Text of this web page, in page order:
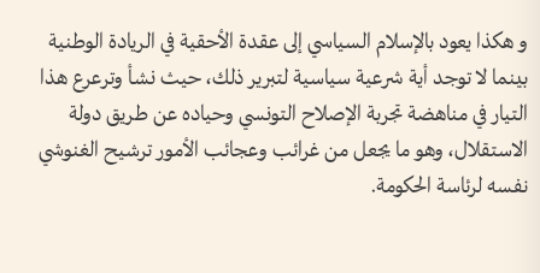
و هكذا يعود بالإسلام السياسي إلى عقدة الأحقية في الريادة الوطنية
بينما لا توجد أية شرعية سياسية لتبرير ذلك، حيث نشـأ وترعرع هذا
التيار في مناهضة تجربة الإصلاح التونسي وحياده عن طريق دولة
الاستقلال، وهو ما يجعل من غرائب وعجائب الأمور ترشيح الغنوشي
نفسه لرئاسة الحكومة.